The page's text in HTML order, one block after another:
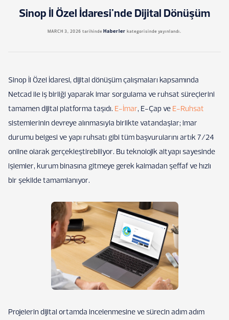
Sinop İl Özel İdaresi'nde Dijital Dönüşüm
MARCH 3, 2026 tarihinde Haberler kategorisinde yayınlandı.
Sinop İl Özel İdaresi, dijital dönüşüm çalışmaları kapsamında
Netcad ile iş birliği yaparak imar sorgulama ve ruhsat süreçlerini
tamamen dijital platforma taşıdı. E-İmar, E-Çap ve E-Ruhsat
sistemlerinin devreye alınmasıyla birlikte vatandaşlar; imar
durumu belgesi ve yapı ruhsatı gibi tüm başvurularını artık 7/24
online olarak gerçekleştirebiliyor. Bu teknolojik altyapı sayesinde
işlemler, kurum binasına gitmeye gerek kalmadan şeffaf ve hızlı
bir şekilde tamamlanıyor.
Projelerin dijital ortamda incelenmesine ve sürecin adım adım